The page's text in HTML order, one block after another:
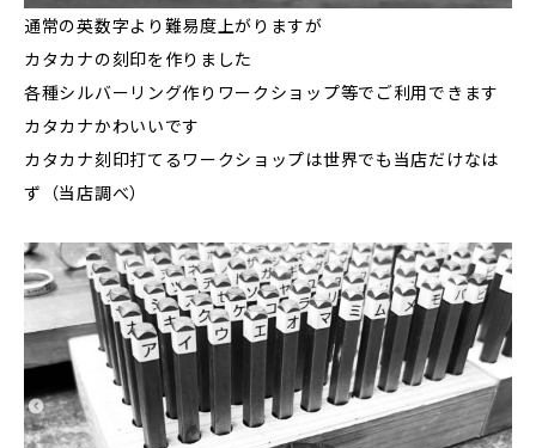
通常の英数字より難易度上がりますが
カタカナの刻印を作りました
各種シルバーリング作りワークショップ等でご利用できます
カタカナかわいいです
カタカナ刻印打てるワークショップは世界でも当店だけなは
ず（当店調べ）